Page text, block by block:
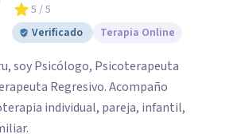
5 / 5
Verificado
Terapia Online
soy Psicólogo, Psicoterapeuta
Regresivo. Acompaño
individual, pareja, infantil,